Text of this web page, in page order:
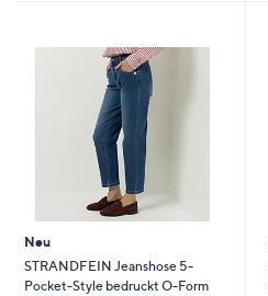
Neu
STRANDFEIN Jeanshose 5-
Pocket-Style bedruckt O-Form